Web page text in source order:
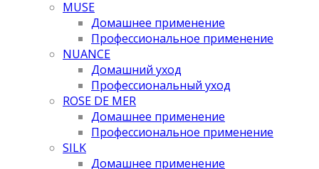
MUSE
Домашнее применение
Профессиональное применение
NUANCE
Домашний уход
Профессиональный уход
ROSE DE MER
Домашнее применение
Профессиональное применение
SILK
Домашнее применение